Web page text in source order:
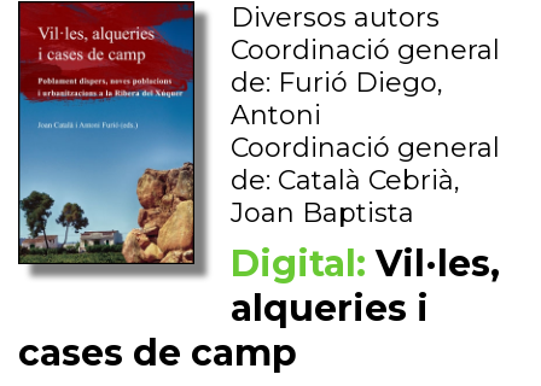
Diversos autors
Coordinació general
de: Furió Diego,
Antoni
Coordinació general
de: Català Cebrià,
Joan Baptista
Digital: Vil·les,
alqueries i
cases de camp